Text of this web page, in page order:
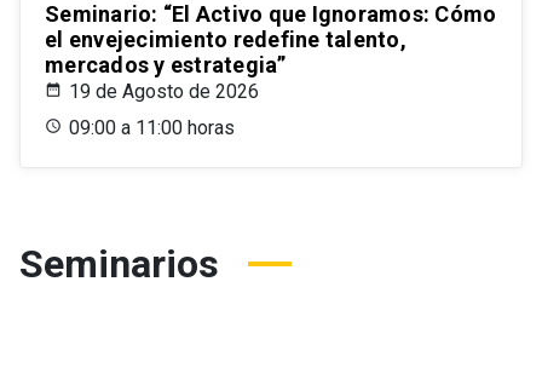
Seminario: “El Activo que Ignoramos: Cómo
el envejecimiento redefine talento,
mercados y estrategia”
19 de Agosto de 2026
09:00 a 11:00 horas
Seminarios